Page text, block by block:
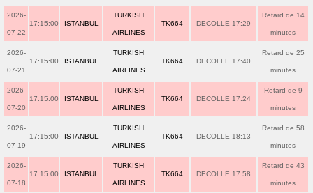
2026-
07-22
17:15:00 ISTANBUL
TURKISH
AIRLINES
TK664 DECOLLE 17:29
Retard de 14
minutes
2026-
07-21
17:15:00 ISTANBUL
TURKISH
AIRLINES
TK664 DECOLLE 17:40
Retard de 25
minutes
2026-
07-20
17:15:00 ISTANBUL
TURKISH
AIRLINES
TK664 DECOLLE 17:24
Retard de 9
minutes
2026-
07-19
17:15:00 ISTANBUL
TURKISH
AIRLINES
TK664 DECOLLE 18:13
Retard de 58
minutes
2026-
07-18
17:15:00 ISTANBUL
TURKISH
AIRLINES
TK664 DECOLLE 17:58
Retard de 43
minutes